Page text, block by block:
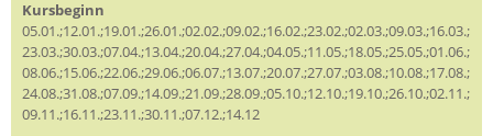
Kursbeginn
05.01.;12.01.;19.01.;26.01.;02.02.;09.02.;16.02.;23.02.;02.03.;09.03.;16.03.;
23.03.;30.03.;07.04.;13.04.;20.04.;27.04.;04.05.;11.05.;18.05.;25.05.;01.06.;
08.06.;15.06.;22.06.;29.06.;06.07.;13.07.;20.07.;27.07.;03.08.;10.08.;17.08.;
24.08.;31.08.;07.09.;14.09.;21.09.;28.09.;05.10.;12.10.;19.10.;26.10.;02.11.;
09.11.;16.11.;23.11.;30.11.;07.12.;14.12